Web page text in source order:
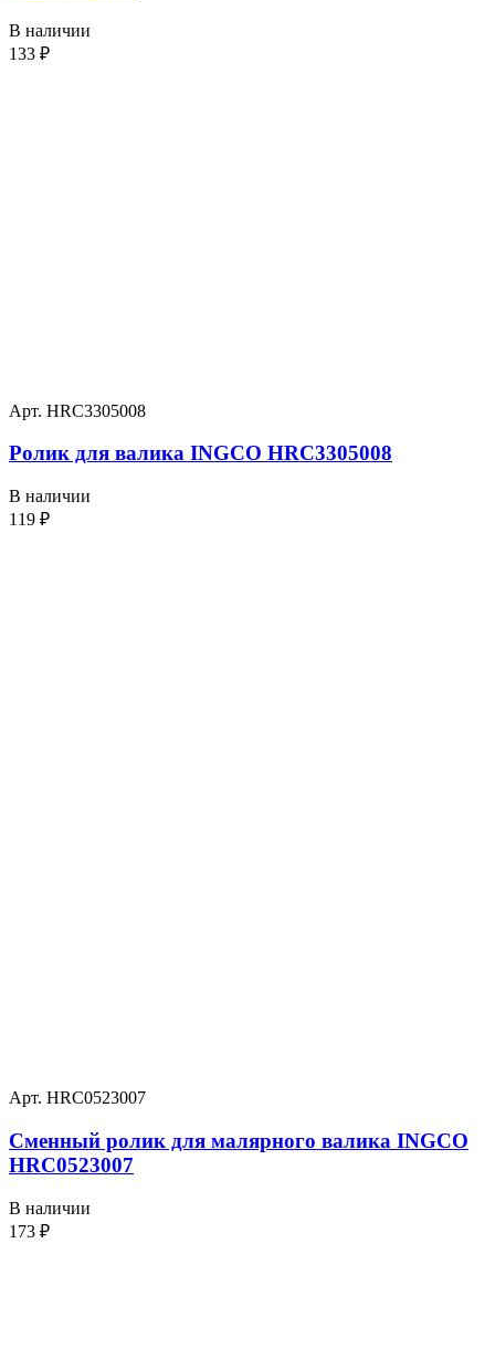
В наличии
133 ₽
Арт. HRC3305008
Ролик для валика INGCO HRC3305008
В наличии
119 ₽
Арт. HRC0523007
Сменный ролик для малярного валика INGCO
HRC0523007
В наличии
173 ₽